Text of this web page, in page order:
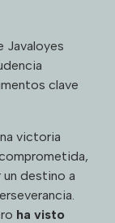
Javaloyes
clave
victoria
destino a
ha visto